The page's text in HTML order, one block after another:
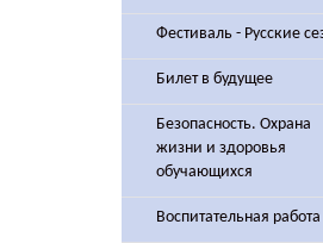
Фестиваль - Русские
Билет в будущее
Безопасность. Охрана
жизни и здоровья
обучающихся
Воспитательная работа